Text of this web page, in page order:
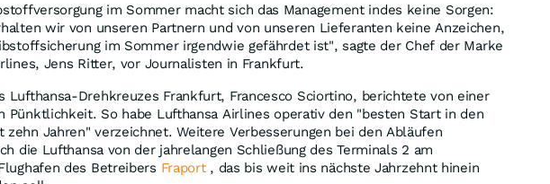
im Sommer macht sich das Management indes keine Sorgen:
wir von unseren Partnern und von unseren Lieferanten keine Anzeichen,
im Sommer irgendwie gefährdet ist", sagte der Chef der Marke
Jens Ritter, vor Journalisten in Frankfurt.
Lufthansa-Drehkreuzes Frankfurt, Francesco Sciortino, berichtete von einer
Pünktlichkeit. So habe Lufthansa Airlines operativ den "besten Start in den
zehn Jahren" verzeichnet. Weitere Verbesserungen bei den Abläufen
die Lufthansa von der jahrelangen Schließung des Terminals 2 am
des Betreibers Fraport, das bis weit ins nächste Jahrzehnt hinein